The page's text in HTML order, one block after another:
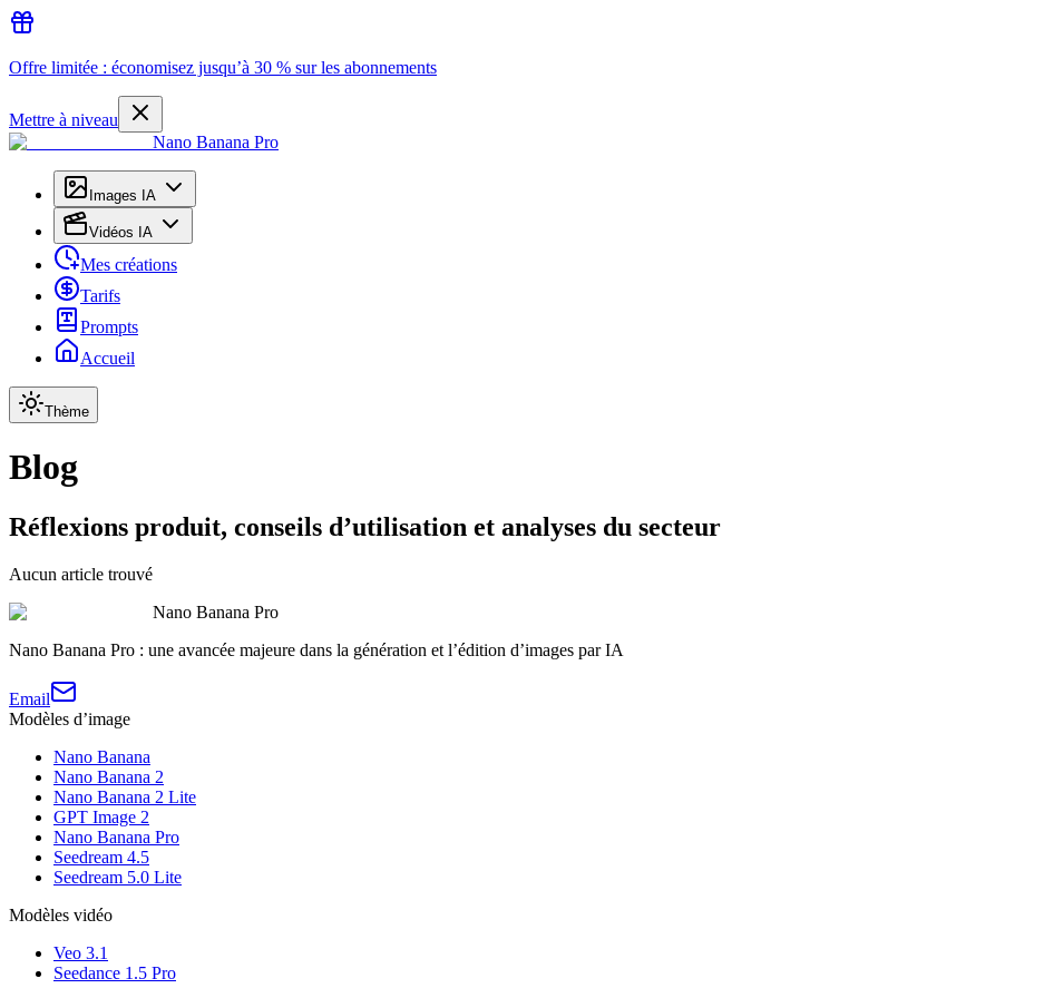
Offre limitée : économisez jusqu’à 30 % sur les abonnements
Mettre à niveau
Nano Banana Pro
Images IA
Vidéos IA
Mes créations
Tarifs
Prompts
Accueil
Thème
Blog
Réflexions produit, conseils d’utilisation et analyses du secteur
Aucun article trouvé
Nano Banana Pro
Nano Banana Pro : une avancée majeure dans la génération et l’édition d’images par IA
Email
Modèles d’image
Nano Banana
Nano Banana 2
Nano Banana 2 Lite
GPT Image 2
Nano Banana Pro
Seedream 4.5
Seedream 5.0 Lite
Modèles vidéo
Veo 3.1
Seedance 1.5 Pro